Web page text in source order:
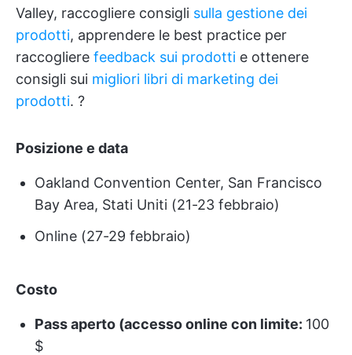
Valley, raccogliere consigli sulla gestione dei
prodotti, apprendere le best practice per
raccogliere feedback sui prodotti e ottenere
consigli sui migliori libri di marketing dei
prodotti. ?
Posizione e data
Oakland Convention Center, San Francisco
Bay Area, Stati Uniti (21-23 febbraio)
Online (27-29 febbraio)
Costo
Pass aperto (accesso online con limite: 100
$